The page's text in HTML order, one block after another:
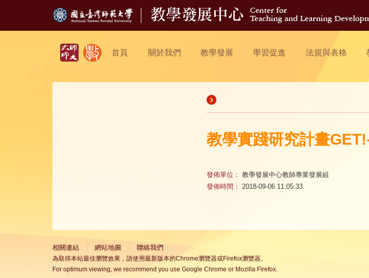
首頁 關於我們 教學發展 學習促進 法規與表格
教學實踐研究計畫
發佈單位： 教學發展中心教師專業發展組
發佈時間： 2018-09-06 11:05:33
相關連結 網站地圖 聯絡我們
為取得本站最佳瀏覽效果，請使用最新版本的Chrome瀏覽器或Firefox瀏覽器。
For optimum viewing, we recommend you use Google Chrome or Mozilla Firefox.